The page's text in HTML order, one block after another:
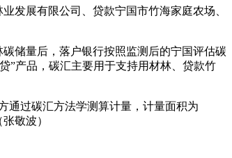
发展有限公司、贷款宁国市竹海家庭农场、
储量后，落户银行按照监测后的宁国评估碳
”产品，碳汇主要用于支持用材林、贷款竹
过碳汇方法学测算计量，计量面积为
（张敬波）